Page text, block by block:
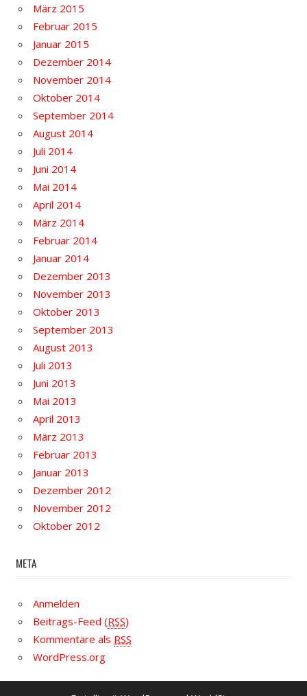
März 2015
Februar 2015
Januar 2015
Dezember 2014
November 2014
Oktober 2014
September 2014
August 2014
Juli 2014
Juni 2014
Mai 2014
April 2014
März 2014
Februar 2014
Januar 2014
Dezember 2013
November 2013
Oktober 2013
September 2013
August 2013
Juli 2013
Juni 2013
Mai 2013
April 2013
März 2013
Februar 2013
Januar 2013
Dezember 2012
November 2012
Oktober 2012
META
Anmelden
Beitrags-Feed (RSS)
Kommentare als RSS
WordPress.org